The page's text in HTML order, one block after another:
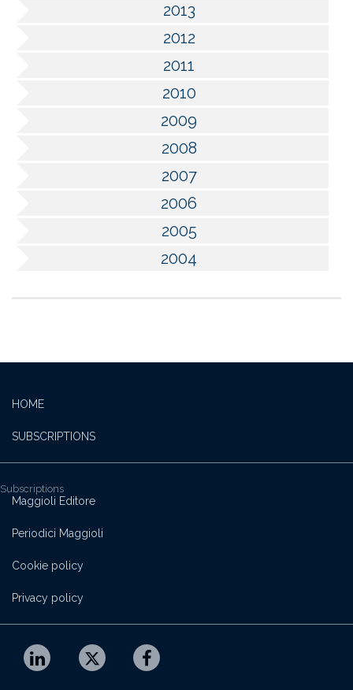
2013
2012
2011
2010
2009
2008
2007
2006
2005
2004
HOME
SUBSCRIPTIONS
Subscriptions
Maggioli Editore
Periodici Maggioli
Cookie policy
Privacy policy